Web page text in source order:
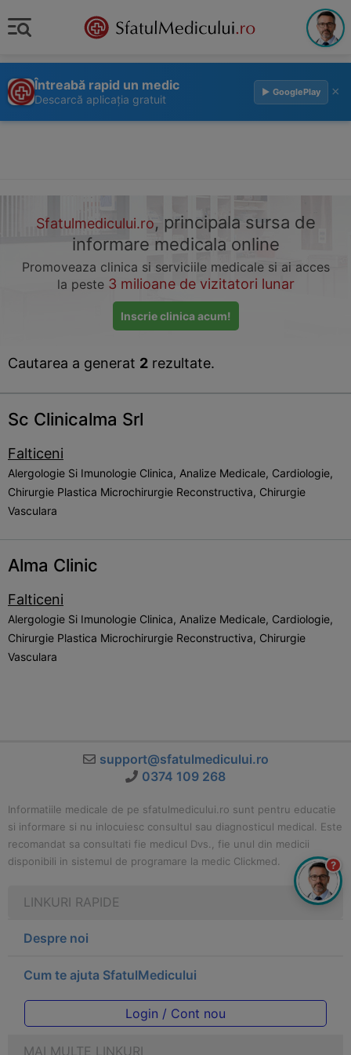
Întreabă rapid un medic
Descarcă aplicația gratuit
▶ GooglePlay ×
Sfatulmedicului.ro, principala sursa de
informare medicala online
Promoveaza clinica si serviciile medicale si ai acces
la peste 3 milioane de vizitatori lunar
Inscrie clinica acum!
Cautarea a generat 2 rezultate.
Sc Clinicalma Srl
Falticeni
Alergologie Si Imunologie Clinica, Analize Medicale, Cardiologie,
Chirurgie Plastica Microchirurgie Reconstructiva, Chirurgie
Vasculara
Alma Clinic
Falticeni
Alergologie Si Imunologie Clinica, Analize Medicale, Cardiologie,
Chirurgie Plastica Microchirurgie Reconstructiva, Chirurgie
Vasculara
support@sfatulmedicului.ro
0374 109 268
Informatiile medicale de pe sfatulmedicului.ro sunt pentru educatie
si informare si nu inlocuiesc consultul sau diagnosticul medical. Este
recomandat sa consultati fie medicul Dvs., fie unul din medicii
disponibili in sistemul de programare la medic Clickmed.
LINKURI RAPIDE
Despre noi
Cum te ajuta SfatulMedicului
Login / Cont nou
MAI MULTE LINKURI
?